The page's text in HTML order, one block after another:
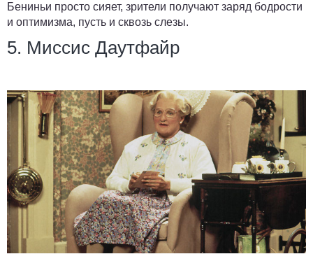
Бениньи просто сияет, зрители получают заряд бодрости
и оптимизма, пусть и сквозь слезы.
5. Миссис Даутфайр